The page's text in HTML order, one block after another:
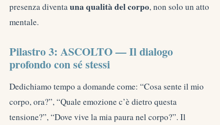
presenza diventauna qualità del corpo, non solo un atto
mentale.
Pilastro 3: ASCOLTO — Il dialogo
profondo con sé stessi
Dedichiamo tempo a domande come: “Cosa sente il mio
corpo, ora?”, “Quale emozione c’è dietro questa
tensione?”, “Dove vive la mia paura nel corpo?”. Il